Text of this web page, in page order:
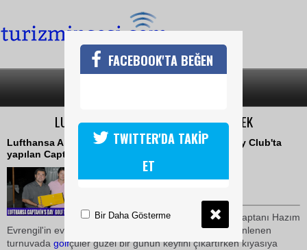
LUFTHANSA, GOLF TURNUVASINA DESTEK
Lufthansa Alman Havayolları Kemer Golf & Country Club'ta
yapılan Captain's Day turnuvasına destek oldu
28 Eylül 2010 / 20:01
KemerGolf& Country Club kaptanı Hazım
Evrengil'in evsahipliğinde 25 Eylül 2010 tarihinde düzenlenen
turnuvada golfçüler güzel bir günün keyfini çıkartırken kıyasıya
FACEBOOK'TA BEĞEN
TWITTER'DA TAKİP
ET
Bir Daha Gösterme